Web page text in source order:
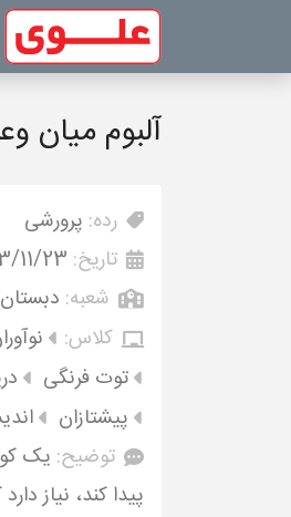
آلبوم میان
رده: پرورشی
تاریخ: 11/23
شعبه:
کلاس:
توت فرنگی
پیشتازان
توضیح: یک
پیدا کند، نیاز